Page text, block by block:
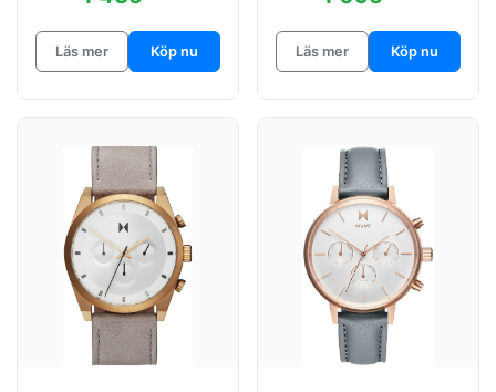
Läs mer Köp nu Läs mer Köp nu